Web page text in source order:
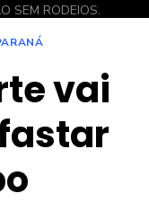
SEM RODEIOS.
vai